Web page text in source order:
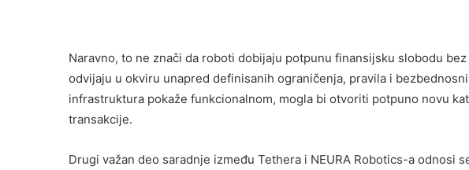
Naravno, to ne znači da roboti dobijaju potpunu finansijsku slobodu
odvijaju u okviru unapred definisanih ograničenja, pravila i
infrastruktura pokaže funkcionalnom, mogla bi otvoriti potpuno novu
transakcije.
Drugi važan deo saradnje između Tethera i NEURA Robotics-a odnosi